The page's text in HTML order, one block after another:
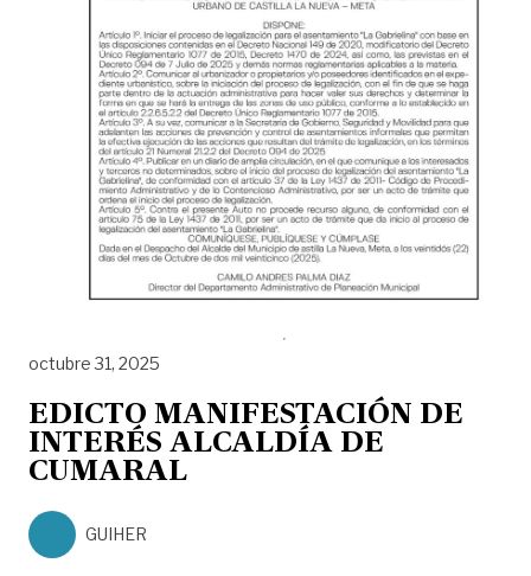
octubre 31, 2025
EDICTO MANIFESTACIÓN DE
INTERÉS ALCALDÍA DE
CUMARAL
GUIHER